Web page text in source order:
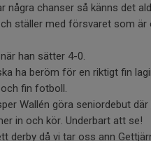
några chanser så känns det
ställer med försvaret som är
han sätter 4-0.
ha beröm för en riktigt fin
fin fotboll.
Wallén göra seniordebut
in och kör. Underbart att se!
derby då vi tar oss ann